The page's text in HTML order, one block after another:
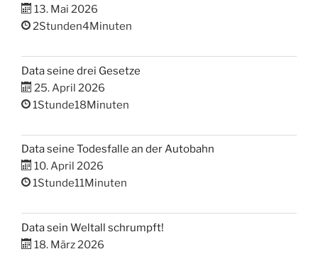
13. Mai 2026
2Stunden4Minuten
Data seine drei Gesetze
25. April 2026
1Stunde18Minuten
Data seine Todesfalle an der Autobahn
10. April 2026
1Stunde11Minuten
Data sein Weltall schrumpft!
18. März 2026